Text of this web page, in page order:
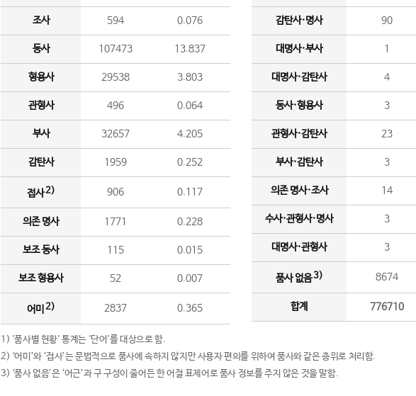
조사 594 0.076
동사 107473 13.837
형용사 29538 3.803
관형사 496 0.064
부사 32657 4.205
감탄사 1959 0.252
접사2) 906 0.117
의존 명사 1771 0.228
보조 동사 115 0.015
보조 형용사 52 0.007
어미 2) 2837 0.365
감탄사·명사 90
대명사·부사 1
대명사·감탄사 4
동사·형용사 3
관형사·감탄사 23
부사·감탄사 3
의존 명사·조사 14
수사·관형사·명사 3
대명사·관형사 3
품사 없음3) 8674
합계 776710
1) '품사별 현황' 통계는 '단어'를 대상으로 함.
2) ‘어미’와 ‘접사’는 문법적으로 품사에 속하지 않지만 사용자 편의를 위하여 품사와 같은 층위로 처리함.
3) ‘품사 없음’은 ‘어근’과 구 구성이 줄어든 한 어절 표제어로 품사 정보를 주지 않은 것을 말함.